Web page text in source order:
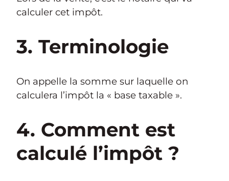
calculer cet impôt.
3. Terminologie
On appelle la somme sur laquelle on
calculera l’impôt la « base taxable ».
4. Comment est
calculé l’impôt ?